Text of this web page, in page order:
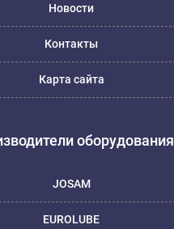
Новости
Контакты
Карта сайта
оборудования
JOSAM
EUROLUBE